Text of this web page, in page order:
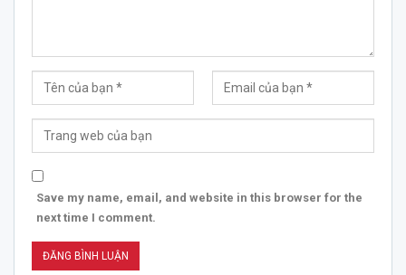
Save my name, email, and website in this browser for the
next time I comment.